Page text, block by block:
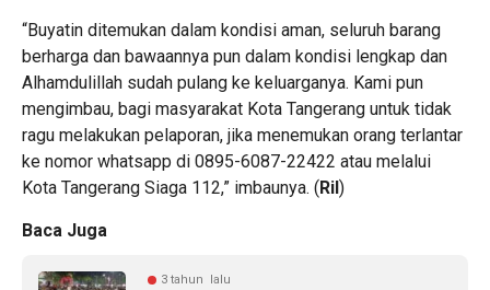
“Buyatin ditemukan dalam kondisi aman, seluruh barang
berharga dan bawaannya pun dalam kondisi lengkap dan
Alhamdulillah sudah pulang ke keluarganya. Kami pun
mengimbau, bagi masyarakat Kota Tangerang untuk tidak
ragu melakukan pelaporan, jika menemukan orang terlantar
ke nomor whatsapp di 0895-6087-22422 atau melalui
Kota Tangerang Siaga 112,” imbaunya. ( Ril )
Baca Juga
3 tahun lalu